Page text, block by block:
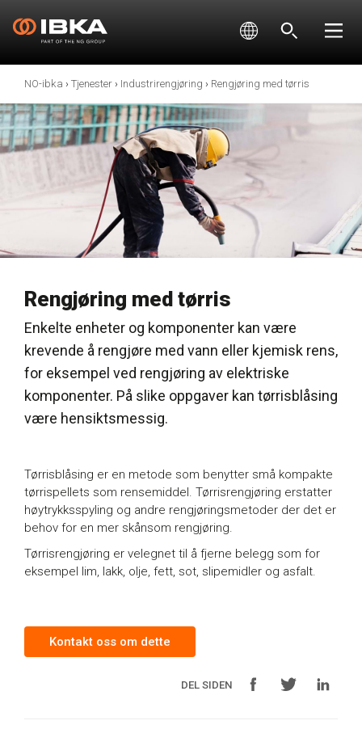
NO-ibka › Tjenester › Industrirengjøring › Rengjøring med tørris
Rengjøring med tørris
Enkelte enheter og komponenter kan være
krevende å rengjøre med vann eller kjemisk rens,
for eksempel ved rengjøring av elektriske
komponenter. På slike oppgaver kan tørrisblåsing
være hensiktsmessig.
Tørrisblåsing er en metode som benytter små kompakte
tørrispellets som rensemiddel. Tørrisrengjøring erstatter
høytrykksspyling og andre rengjøringsmetoder der det er
behov for en mer skånsom rengjøring.
Tørrisrengjøring er velegnet til å fjerne belegg som for
eksempel lim, lakk, olje, fett, sot, slipemidler og asfalt.
Kontakt oss om dette
DEL SIDEN